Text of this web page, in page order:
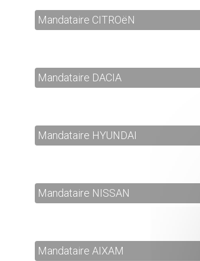
Mandataire CITROëN
Mandataire DACIA
Mandataire HYUNDAI
Mandataire NISSAN
Mandataire AIXAM